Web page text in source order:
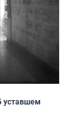
уставшем